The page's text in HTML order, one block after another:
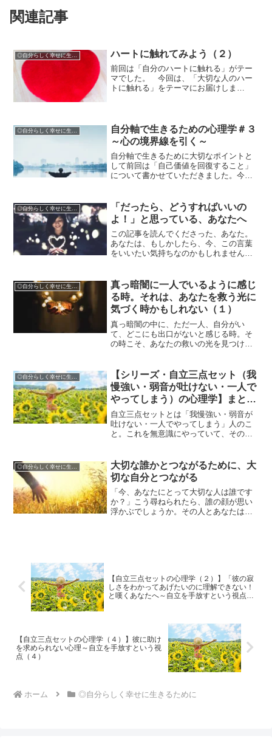
関連記事
◎自分らしく幸せに生きるために ハートに触れてみよう（２）
前回は「自分のハートに触れる」がテー
マでした。 今回は、「大切な人のハー
トに触れる」をテーマにお届けしま
自分軸で生きるための心理学＃３
～心の境界線を引く～
自分軸で生きるために大切なポイントと
して前回は「自己価値を回復すること」
について書かせていただきました。今回
◎自分らしく幸せに生きるために
「だったら、どうすればいいの
よ！」と思っている、あなたへ
この記事を読んでくださった、あなた。
あなたは、もしかしたら、今、この言葉
をいいたい気持ちなのかもしれません。
いになっているという証です。まずは、
「私の心は、苦しくて悲鳴...
◎自分らしく幸せに生きるために
真っ暗闇に一人でいるように感じ
る時。それは、あなたを救う光に
気づく時かもしれない（１）
真っ暗闇の中に、ただ一人、自分がい
て、どこにも出口がないと感じる時。そ
の時こそ、あなたの救いの光を見つける
【シリーズ・自立三点セット（我
慢強い・弱音が吐けない・一人で
やってしまう）の心理学】まとめ
記事
自立三点セットとは「我慢強い・弱音が
吐けない・一人でやってしまう」人のこ
と。これを無意識にやっていて、そのこ
多いのです。自分が自立三点セットをや
っていることに気づき、そ...
大切な誰かとつながるために、大
切な自分とつながる
「今、あなたにとって大切な人は誰です
か？」こう尋ねられたら、誰の顔が思い
浮かぶでしょうか。その人とあなたはど
【自立三点セットの心理学（２）】「彼の寂
しさをわかってあげたいのに理解できない！
と嘆くあなたへ～自立を手放すという視点
【自立三点セットの心理学（４）】彼に助け
を求められない心理～自立を手放すという視
点（４）
ホーム ◎自分らしく幸せに生きるために